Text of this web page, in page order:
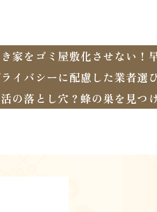
家をゴミ屋敷化させない！
イバシーに配慮した業者選
の落とし穴？蜂の巣を見つ